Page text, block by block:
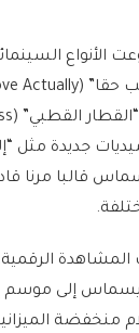
الأنواع
قالبا مرنا
إلى موسم
منخفضة